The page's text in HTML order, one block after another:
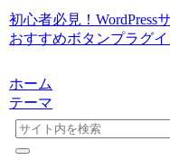
初心者必見！WordPress
おすすめボタンプラグ
ホーム
テーマ